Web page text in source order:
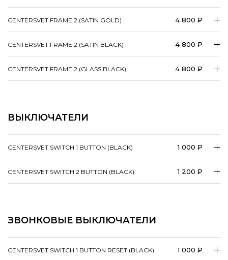
CENTERSVET FRAME 2 (SATIN GOLD) 4 800 ₽
CENTERSVET FRAME 2 (SATIN BLACK) 4 800 ₽
CENTERSVET FRAME 2 (GLASS BLACK) 4 800 ₽
ВЫКЛЮЧАТЕЛИ
CENTERSVET SWITCH 1 BUTTON (BLACK) 1 000 ₽
CENTERSVET SWITCH 2 BUTTON (BLACK) 1 200 ₽
ЗВОНКОВЫЕ ВЫКЛЮЧАТЕЛИ
CENTERSVET SWITCH 1 BUTTON RESET (BLACK) 1 000 ₽